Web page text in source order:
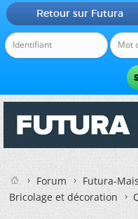
Retour sur Futura
Forum
Futura-
Bricolage et décoration